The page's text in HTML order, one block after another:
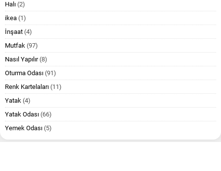
Halı (2)
ikea (1)
İnşaat (4)
Mutfak (97)
Nasıl Yapılır(8)
Oturma Odası (91)
Renk Kartelaları (11)
Yatak (4)
Yatak Odası (66)
Yemek Odası (5)